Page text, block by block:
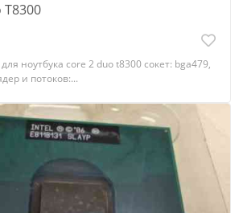
T8300
ноутбука core 2 duo t8300 сокет: bga479,
и потоков:...